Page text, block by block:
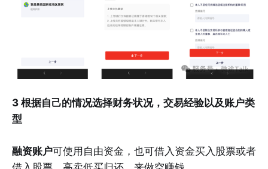
3 根据自己的情况选择财务状况，交易经验以及账户类
型
融资账户可使用自由资金，也可借入资金买入股票或者